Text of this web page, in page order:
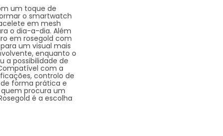
um toque de
o smartwatch
em mesh
o dia-a-dia. Além
em rosegold com
um visual mais
enquanto o
a possibilidade de
com a
controlo de
forma prática e
procura um
é a escolha